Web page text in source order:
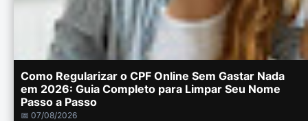
Como Regularizar o CPF Online Sem Gastar Nada
em 2026: Guia Completo para Limpar Seu Nome
Passo a Passo
📅 07/08/2026